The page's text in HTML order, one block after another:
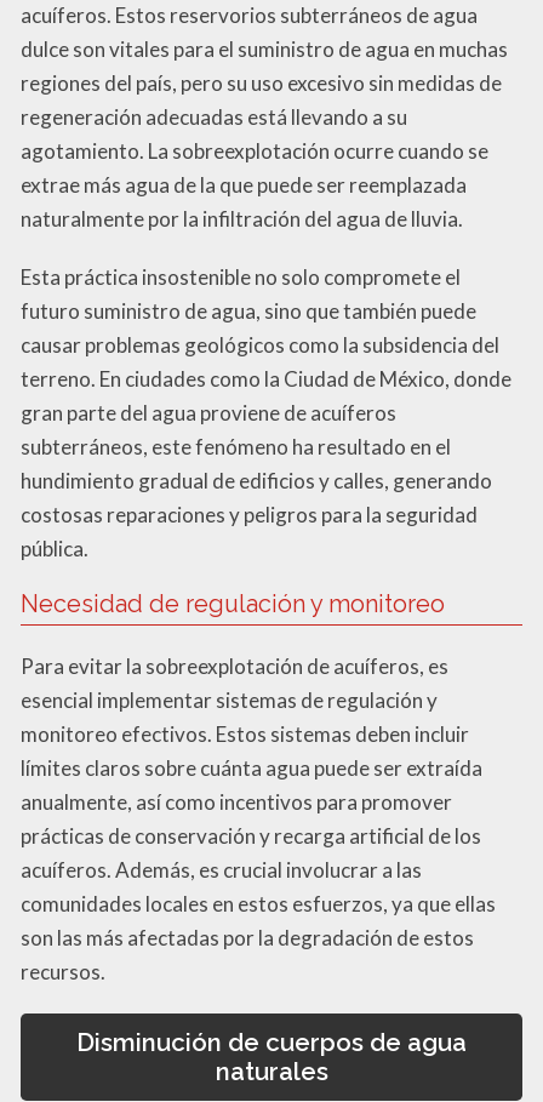
acuíferos. Estos reservorios subterráneos de agua
dulce son vitales para el suministro de agua en muchas
regiones del país, pero su uso excesivo sin medidas de
regeneración adecuadas está llevando a su
agotamiento. La sobreexplotación ocurre cuando se
extrae más agua de la que puede ser reemplazada
naturalmente por la infiltración del agua de lluvia.
Esta práctica insostenible no solo compromete el
futuro suministro de agua, sino que también puede
causar problemas geológicos como la subsidencia del
terreno. En ciudades como la Ciudad de México, donde
gran parte del agua proviene de acuíferos
subterráneos, este fenómeno ha resultado en el
hundimiento gradual de edificios y calles, generando
costosas reparaciones y peligros para la seguridad
pública.
Necesidad de regulación y monitoreo
Para evitar la sobreexplotación de acuíferos, es
esencial implementar sistemas de regulación y
monitoreo efectivos. Estos sistemas deben incluir
límites claros sobre cuánta agua puede ser extraída
anualmente, así como incentivos para promover
prácticas de conservación y recarga artificial de los
acuíferos. Además, es crucial involucrar a las
comunidades locales en estos esfuerzos, ya que ellas
son las más afectadas por la degradación de estos
recursos.
Disminución de cuerpos de agua
naturales